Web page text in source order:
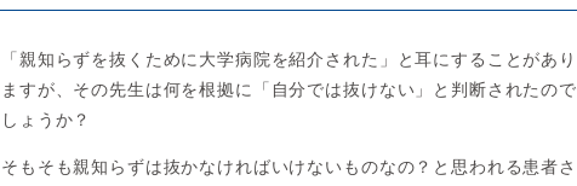
「親知らずを抜くために大学病院を紹介された」と耳にすることがあり
ますが、その先生は何を根拠に「自分では抜けない」と判断されたので
しょうか？
そもそも親知らずは抜かなければいけないものなの？と思われる患者さ